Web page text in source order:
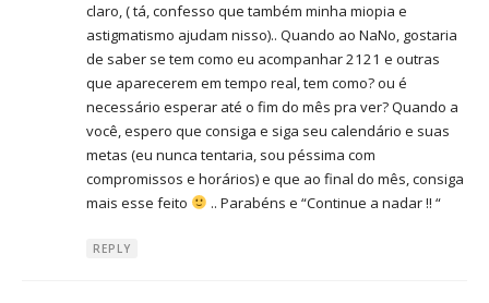
claro, ( tá, confesso que também minha miopia e
astigmatismo ajudam nisso).. Quando ao NaNo, gostaria
de saber se tem como eu acompanhar 2121 e outras
que aparecerem em tempo real, tem como? ou é
necessário esperar até o fim do mês pra ver? Quando a
você, espero que consiga e siga seu calendário e suas
metas (eu nunca tentaria, sou péssima com
compromissos e horários) e que ao final do mês, consiga
mais esse feito
.. Parabéns e “Continue a nadar !! “
REPLY